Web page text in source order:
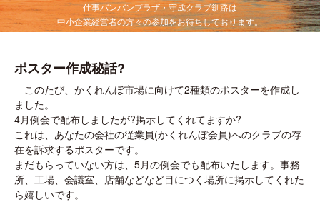
仕事バンバンプラザ・守成クラブ釧路は
中小企業経営者の方々の参加をお待ちしております。
ポスター作成秘話?
このたび、かくれんぼ市場に向けて2種類のポスターを作成し
ました。
4月例会で配布しましたが?掲示してくれてますか?
これは、あなたの会社の従業員(かくれんぼ会員)へのクラブの存
在を訴求するポスターです。
まだもらっていない方は、5月の例会でも配布いたします。事務
所、工場、会議室、店舗などなど目につく場所に掲示してくれた
ら嬉しいです。